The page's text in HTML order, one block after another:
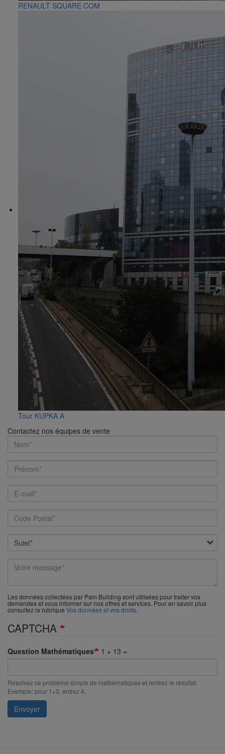
RENAULT SQUARE COM
Tour KUPKA A
Contactez nos équipes de vente
Name
First
Name
Email
Subject
Your
message
Les données collectées par Pam Building sont utilisées pour traiter vos
demandes et vous informer sur nos offres et services. Pour en savoir plus
consultez la rubrique Vos données et vos droits.
CAPTCHA
Question Mathématiques 1 + 13 =
Résolvez ce problème simple de mathématiques et rentrez le résultat.
Exemple: pour 1+3, entrez 4.
Envoyer